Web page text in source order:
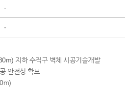
-
-
지하 수직구 벽체 시공기술개발
안전성 확보